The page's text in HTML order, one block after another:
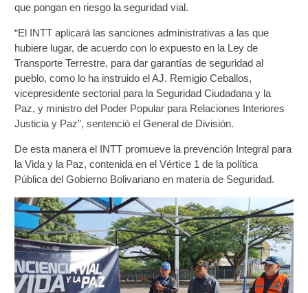
Junta Directiva Old
Licencia para Conducir
Certificación de Datos de Licencia para Conducir.
Certificación de Datos para Efectos Consulares con
Apostilla Electrónica
Registro Original de Licencia para Conducir Cuarto
Grado (4°).
Registro Original de Licencia para Conducir Quinto
Grado (5°).
Registro Original de Licencia para Conducir
Segundo Grado (2°) – (Mayores de 18 años).
que pongan en riesgo la seguridad vial.
“El INTT aplicará las sanciones administrativas a las que
hubiere lugar, de acuerdo con lo expuesto en la Ley de
Transporte Terrestre, para dar garantías de seguridad al
pueblo, como lo ha instruido el AJ. Remigio Ceballos,
vicepresidente sectorial para la Seguridad Ciudadana y la
Paz, y ministro del Poder Popular para Relaciones Interiores
Justicia y Paz”, sentenció el General de División.
De esta manera el INTT promueve la prevención Integral para
la Vida y la Paz, contenida en el Vértice 1 de la política
Pública del Gobierno Bolivariano en materia de Seguridad.